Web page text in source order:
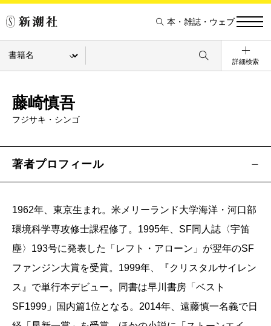
本・雑誌・ウェブ
詳細検索
藤崎慎吾
フジサキ・シンゴ
著者プロフィール
1962年、東京生まれ。米メリーランド大学海洋・河口部
環境科学専攻修士課程修了。1995年、SF同人誌〈宇笛
塵〉193号に発表した「レフト・アローン」が翌年のSF
ファンジン大賞を受賞。1999年、『クリスタルサイレン
ス』で単行本デビュー。同書は早川書房「ベスト
SF1999」国内篇1位となる。2014年、遠藤慎一名義で日